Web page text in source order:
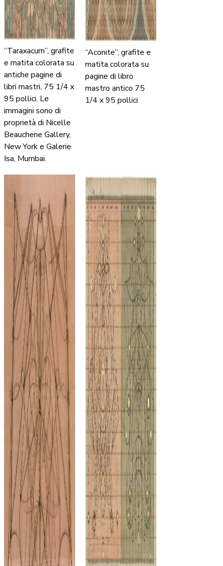
“Taraxacum”, grafite
e matita colorata su
antiche pagine di
libri mastri, 75 1/4 x
95 pollici. Le
immagini sono di
proprietà di Nicelle
Beauchene Gallery,
New York e Galerie
Isa, Mumbai.
“Aconite”, grafite e
matita colorata su
pagine di libro
mastro antico 75
1/4 x 95 pollici